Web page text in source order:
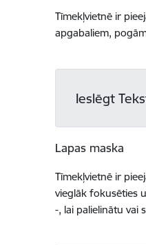
Tīmekļvietnē ir
apgabaliem,
Ieslēgt
Lapas maska
Tīmekļvietnē ir
vieglāk fokusēties
-, lai palielinātu vai